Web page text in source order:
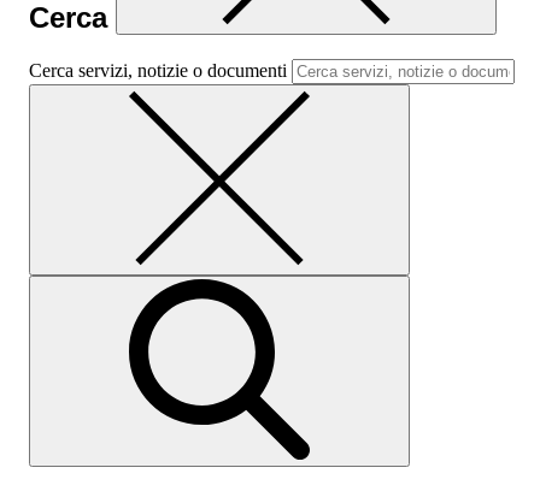
Cerca
Cerca servizi, notizie o documenti